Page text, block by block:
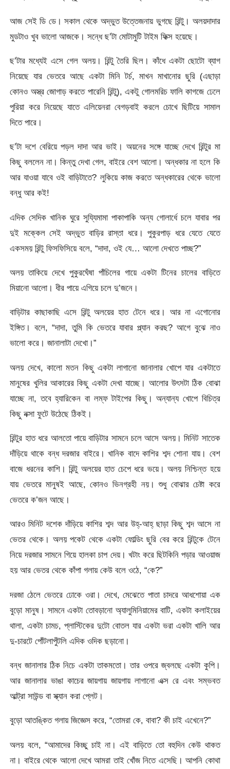
আজ সেই ডি ডে। সকাল থেকে অদ্ভুত উত্তেজনায় ভুগছে রিন্টু। অলয়দাদার
মুডটাও খুব ভালো আজকে। সন্ধে ছ’টা মোটামুটি টাইম ফিক্স হয়েছে।
ছ’টার মধ্যেই এসে গেল অলয়। রিন্টু তৈরি ছিল। কাঁধে একটা ছোটো ব্যাগ
নিয়েছে যার ভেতরে আছে একটা মিনি টর্চ, মাখন মাখানোর ছুরি (এছাড়া
কোনও অস্ত্র জোগাড় করতে পারেনি রিন্টু), একটু গোলমরিচ ফালি কাগজে ঢেলে
পুরিয়া করে নিয়েছে যাতে এলিয়েনরা বেগড়বাই করলে চোখে ছিটিয়ে সামাল
দিতে পারে।
ছ’টা দশে বেরিয়ে পড়ল দাদা আর ভাই। অয়নের সঙ্গে যাচ্ছে দেখে রিন্টুর মা
কিছু বললেন না। কিন্তু দেখা গেল, বাইরে বেশ আলো। অন্ধকার না হলে কি
আর যাওয়া যাবে ওই বাড়িটাতে? লুকিয়ে কাজ করতে অন্ধকারের থেকে ভালো
বন্ধু আর কই!
এদিক সেদিক খানিক ঘুরে সুয্যিমামা পাকাপাকি অন্য গোলার্ধে চলে যাবার পর
দুই মক্কেল সেই অদ্ভুত বাড়ির রাস্তা ধরে। পুকুরপাড় ধরে যেতে যেতে
একসময় রিন্টু ফিসফিসিয়ে বলে, “দাদা, ওই যে… আলো দেখতে পাচ্ছ?”
অলয় তাকিয়ে দেখে পুকুরঘেঁষা পাঁচিলের গায়ে একটা টিনের চালের বাড়িতে
মিয়ানো আলো। ধীর পায়ে এগিয়ে চলে দু’জনে।
বাড়িটার কাছাকাছি এসে রিন্টু অলয়ের হাত টেনে ধরে। আর না এগোনোর
ইঙ্গিত। বলে, “দাদা, তুমি কি ভেতরে যাবার প্ল্যান করছ? আগে বুঝে নাও
ভালো করে। জানালাটা দেখো।”
অলয় দেখে, কালো মতন কিছু একটা লাগানো জানালার খোপে যার একটাতে
মানুষের খুলির আকারের কিছু একটা দেখা যাচ্ছে। আলোর উৎসটা ঠিক বোঝা
যাচ্ছে না, তবে হ্যারিকেন বা লম্ফ টাইপের কিছু। অন্যান্য খোপে বিচিত্র
কিছু নক্সা ফুটে উঠেছে ঠিকই।
রিন্টুর হাত ধরে আলতো পায়ে বাড়িটার সামনে চলে আসে অলয়। মিনিট সাতেক
দাঁড়িয়ে থাকে বন্ধ দরজার বাইরে। খানিক বাদে কাশির শব্দ শোনা যায়। বেশ
বাজে ধরনের কাশি। রিন্টু অলয়ের হাত চেপে ধরে ভয়ে। অলয় নিশ্চিন্ত হয়ে
যায় ভেতরে মানুষই আছে, কোনও ভিনগ্রহী নয়। শুধু বোঝার চেষ্টা করে
ভেতরে ক’জন আছে।
আরও মিনিট দশেক দাঁড়িয়ে কাশির শব্দ আর উহ্‌-আহ্‌ ছাড়া কিছু শব্দ আসে না
ভেতর থেকে। অলয় পকেট থেকে একটা ফোল্ডিং ছুরি বের করে রিন্টুকে টেনে
নিয়ে দরজার সামনে গিয়ে হালকা চাপ দেয়। খটাং করে ছিটকিনি পড়ার আওয়াজ
হয় আর ভেতর থেকে কাঁপা গলায় কেউ বলে ওঠে, “কে?”
দরজা ঠেলে ভেতরে ঢোকে ওরা। দেখে, মেঝেতে পাতা চাদরে আধশোয়া এক
বুড়ো মানুষ। সামনে একটা তোবড়ানো অ্যালুমিনিয়ামের বাটি, একটা কলাইয়ের
থালা, একটা চামচ, প্লাস্টিকের দুটো বোতল যার একটা ভরা একটা খালি আর
দু-চারটে পোঁটলাপুঁটলি এদিক ওদিক ছড়ানো।
বন্ধ জানালার ঠিক নিচে একটা তাকমতো। তার ওপরে জ্বলছে একটা কুপি।
আর জানালার ভাঙা কাচের জায়গায় জায়গায় লাগানো এক্স রে এবং সম্ভবত
আল্ট্রা সাউন্ড বা স্ক্যান করা প্লেট।
বুড়ো আতঙ্কিত গলায় জিজ্ঞেস করে, “তোমরা কে, বাবা? কী চাই এখেনে?”
অলয় বলে, “আমাদের কিচ্ছু চাই না। এই বাড়িতে তো বহুদিন কেউ থাকত
না। বাইরে থেকে আলো দেখে আমরা তাই খোঁজ নিতে এসেছি। আপনি কোথা